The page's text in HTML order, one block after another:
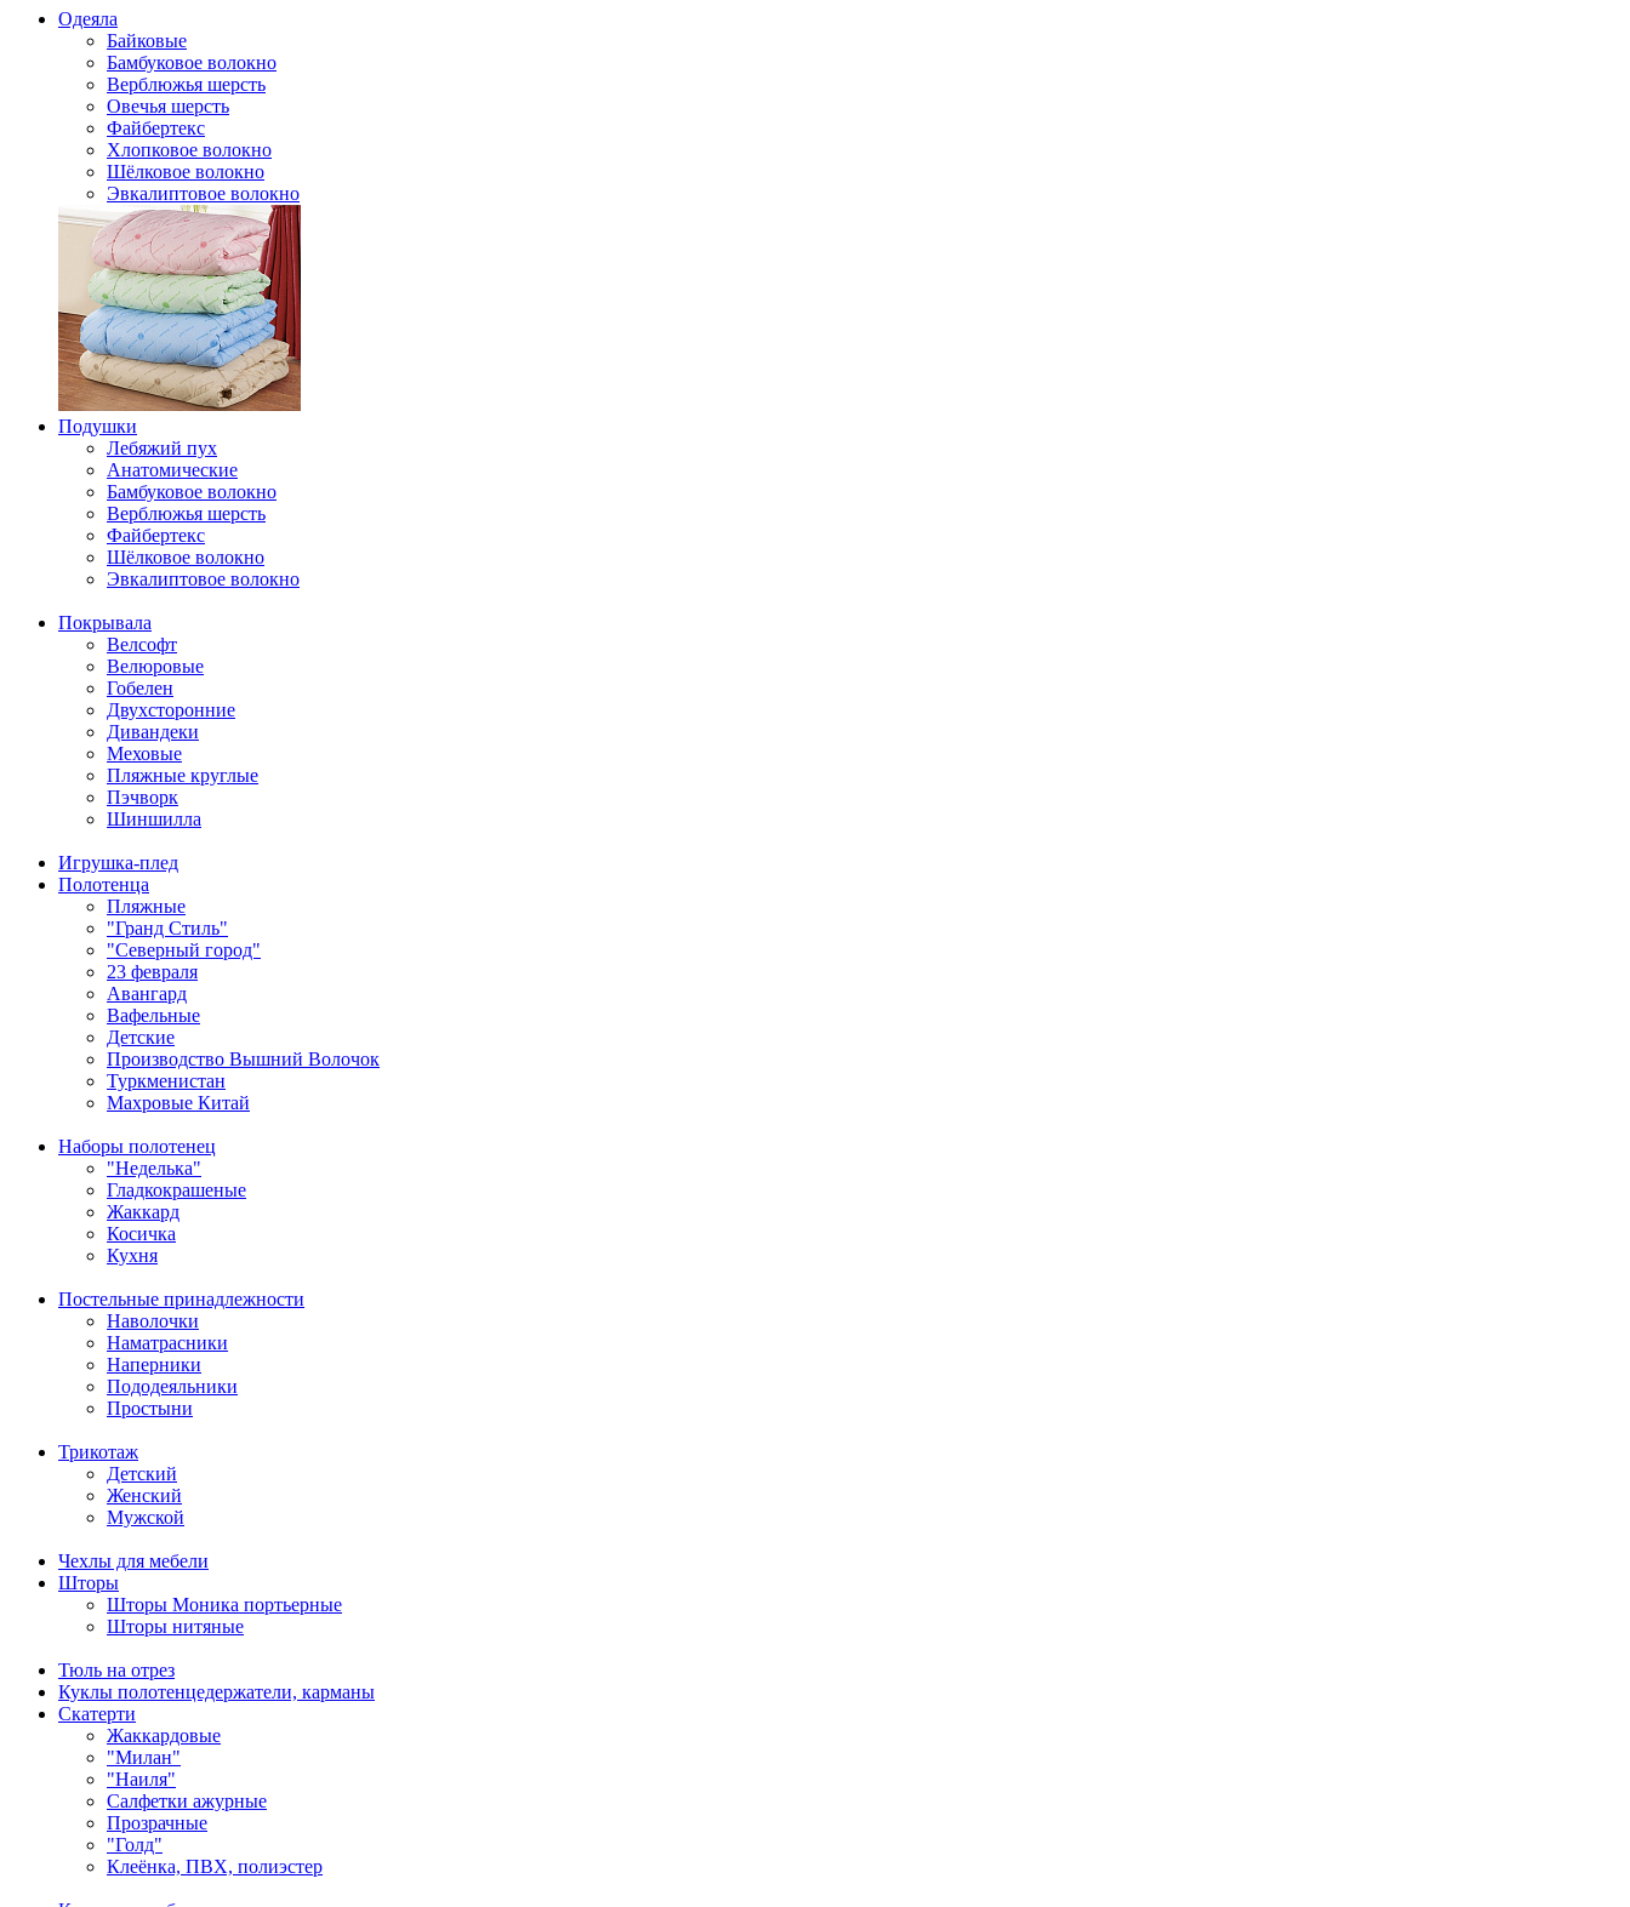
Одеяла
Байковые
Бамбуковое волокно
Верблюжья шерсть
Овечья шерсть
Файбертекс
Хлопковое волокно
Шёлковое волокно
Эвкалиптовое волокно
Подушки
Лебяжий пух
Анатомические
Бамбуковое волокно
Верблюжья шерсть
Файбертекс
Шёлковое волокно
Эвкалиптовое волокно
Покрывала
Велсофт
Велюровые
Гобелен
Двухсторонние
Дивандеки
Меховые
Пляжные круглые
Пэчворк
Шиншилла
Игрушка-плед
Полотенца
Пляжные
"Гранд Стиль"
"Северный город"
23 февраля
Авангард
Вафельные
Детские
Производство Вышний Волочок
Туркменистан
Махровые Китай
Наборы полотенец
"Неделька"
Гладкокрашеные
Жаккард
Косичка
Кухня
Постельные принадлежности
Наволочки
Наматрасники
Наперники
Пододеяльники
Простыни
Трикотаж
Детский
Женский
Мужской
Чехлы для мебели
Шторы
Шторы Моника портьерные
Шторы нитяные
Тюль на отрез
Куклы полотенцедержатели, карманы
Скатерти
Жаккардовые
"Милан"
"Наиля"
Салфетки ажурные
Прозрачные
"Голд"
Клеёнка, ПВХ, полиэстер